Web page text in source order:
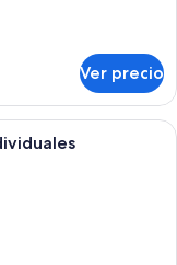
Ver precio
con dos camas